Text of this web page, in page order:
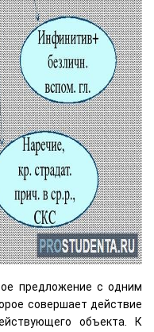
предложение с одним
совершает действие
объекта. К